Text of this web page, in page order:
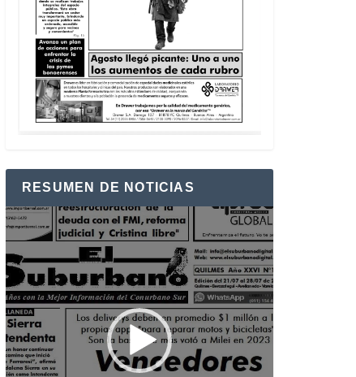
RESUMEN DE NOTICIAS
Reproductor
de
vídeo